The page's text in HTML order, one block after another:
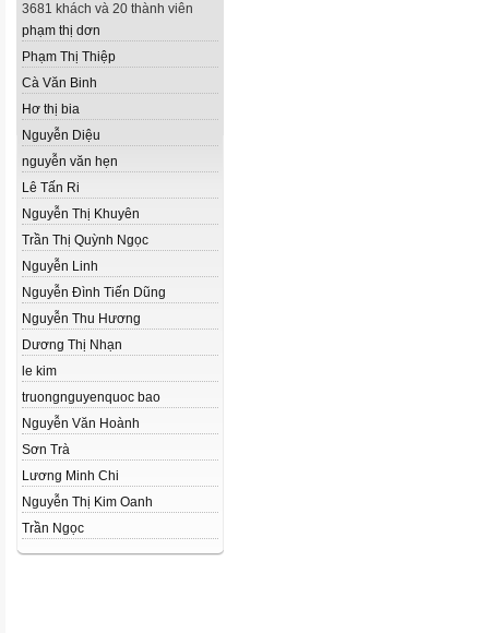
3681 khách và 20 thành viên
phạm thị dơn
Phạm Thị Thiệp
Cà Văn Binh
Hơ thị bia
Nguyễn Diệu
nguyễn văn hẹn
Lê Tấn Ri
Nguyễn Thị Khuyên
Trần Thị Quỳnh Ngọc
Nguyễn Linh
Nguyễn Đình Tiến Dũng
Nguyễn Thu Hương
Dương Thị Nhạn
le kim
truongnguyenquoc bao
Nguyễn Văn Hoành
Sơn Trà
Lương Minh Chi
Nguyễn Thị Kim Oanh
Trần Ngọc